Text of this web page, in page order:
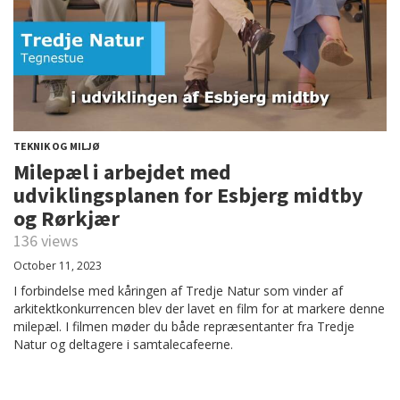
TEKNIK OG MILJØ
Milepæl i arbejdet med
udviklingsplanen for Esbjerg midtby
og Rørkjær
136 views
October 11, 2023
I forbindelse med kåringen af Tredje Natur som vinder af
arkitektkonkurrencen blev der lavet en film for at markere denne
milepæl. I filmen møder du både repræsentanter fra Tredje
Natur og deltagere i samtalecafeerne.